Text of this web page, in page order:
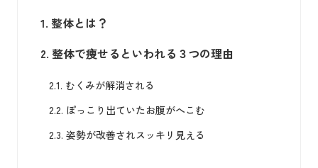
1. 整体とは？
2. 整体で痩せるといわれる３つの理由
2.1. むくみが解消される
2.2. ぽっこり出ていたお腹がへこむ
2.3. 姿勢が改善されスッキリ見える